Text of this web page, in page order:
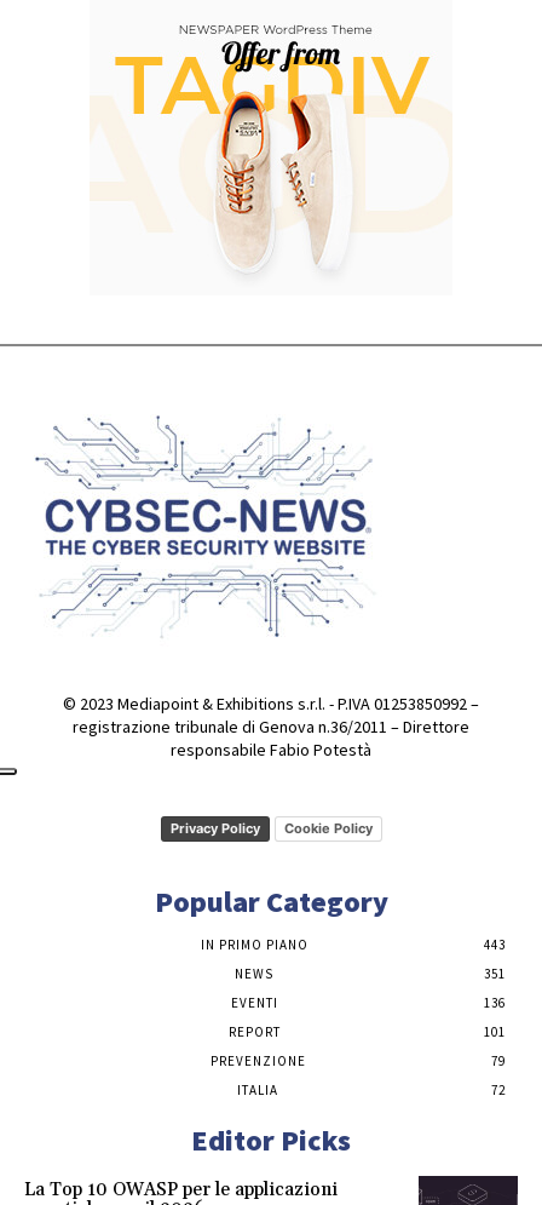
© 2023 Mediapoint & Exhibitions s.r.l. - P.IVA 01253850992 –
registrazione tribunale di Genova n.36/2011 – Direttore
responsabile Fabio Potestà
Privacy Policy Cookie Policy
Popular Category
IN PRIMO PIANO
443
NEWS
351
EVENTI
136
REPORT
101
PREVENZIONE
79
ITALIA
72
Editor Picks
La Top 10 OWASP per le applicazioni